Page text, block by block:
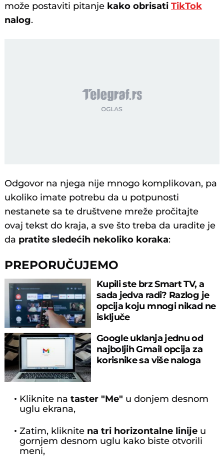
može postaviti pitanje kako obrisatiTikTok
nalog.
Odgovor na njega nije mnogo komplikovan, pa
ukoliko imate potrebu da u potpunosti
nestanete sa te društvene mreže pročitajte
ovaj tekst do kraja, a sve što treba da uradite je
da pratite sledećih nekoliko koraka:
PREPORUČUJEMO
Kupili ste brz Smart TV, a
sada jedva radi? Razlog je
opcija koju mnogi nikad ne
isključe
Google uklanja jednu od
najboljih Gmail opcija za
korisnike sa više naloga
Kliknite nataster "Me" u donjem desnom
uglu ekrana,
Zatim, kliknite na tri horizontalne linije u
gornjem desnom uglu kako biste otvorili
meni,